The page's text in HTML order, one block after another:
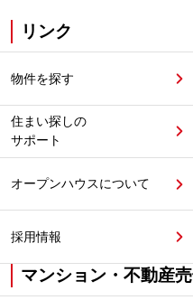
リンク
物件を探す
住まい探しの
サポート
オープンハウスについて
採用情報
マンション・不動産